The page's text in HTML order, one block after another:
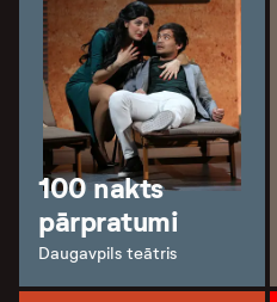
100 nakts
pārpratumi
Daugavpils teātris